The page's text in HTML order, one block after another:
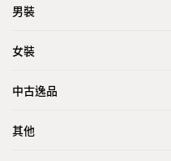
男裝
女裝
中古逸品
其他